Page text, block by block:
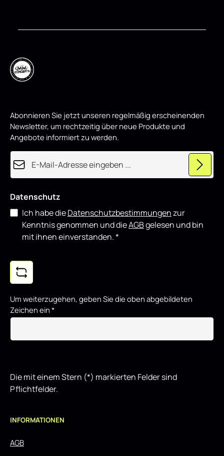
Abonnieren Sie jetzt unseren regelmäßig erscheinenden
Newsletter, um rechtzeitig über neue Produkte und
Angebote informiert zu werden.
E-Mail-Adresse*
Datenschutz
Ich habe dieDatenschutzbestimmungenzur
Kenntnis genommen und dieAGBgelesen und bin
mit ihnen einverstanden.*
Um weiterzugehen, geben Sie die oben abgebildeten
Zeichen ein *
Die mit einem Stern (*) markierten Felder sind
Pflichtfelder.
INFORMATIONEN
AGB